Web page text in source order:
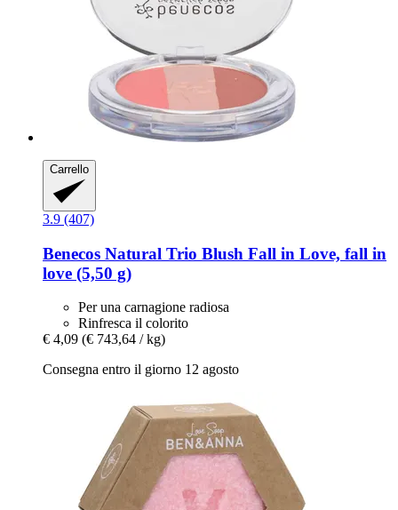
Carrello
3.9 (407)
Benecos Natural Trio Blush Fall in Love, fall in
love (5,50 g)
Per una carnagione radiosa
Rinfresca il colorito
€ 4,09 (€ 743,64 / kg)
Consegna entro il giorno 12 agosto